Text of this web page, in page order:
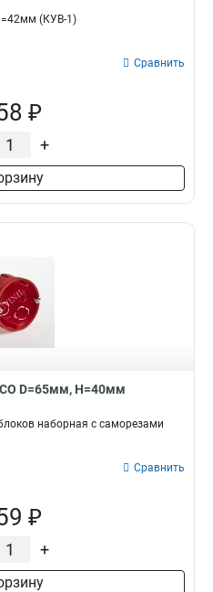
(КУВ-1)
Сравнить
₽
+
D=65мм, H=40мм
наборная с саморезами
Сравнить
₽
+